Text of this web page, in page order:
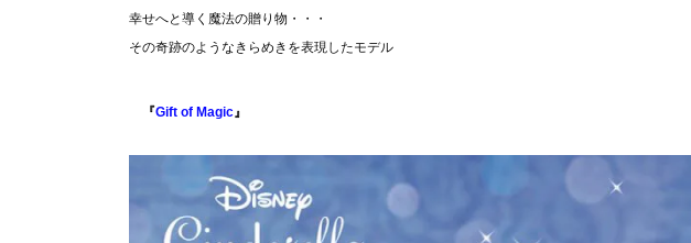
幸せへと導く魔法の贈り物・・・
その奇跡のようなきらめきを表現したモデル
『Gift of Magic 』